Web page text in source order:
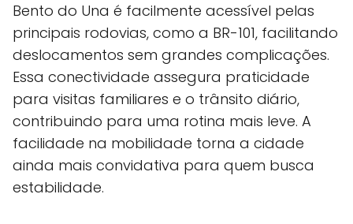
Bento do Una é facilmente acessível pelas
principais rodovias, como a BR-101, facilitando
deslocamentos sem grandes complicações.
Essa conectividade assegura praticidade
para visitas familiares e o trânsito diário,
contribuindo para uma rotina mais leve. A
facilidade na mobilidade torna a cidade
ainda mais convidativa para quem busca
estabilidade.